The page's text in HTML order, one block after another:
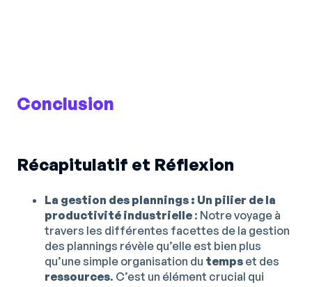
Conclusion
Récapitulatif et Réflexion
La gestion des plannings : Un pilier de la
productivité industrielle : Notre voyage à
travers les différentes facettes de la gestion
des plannings révèle qu’elle est bien plus
qu’une simple organisation du temps et des
ressources. C’est un élément crucial qui